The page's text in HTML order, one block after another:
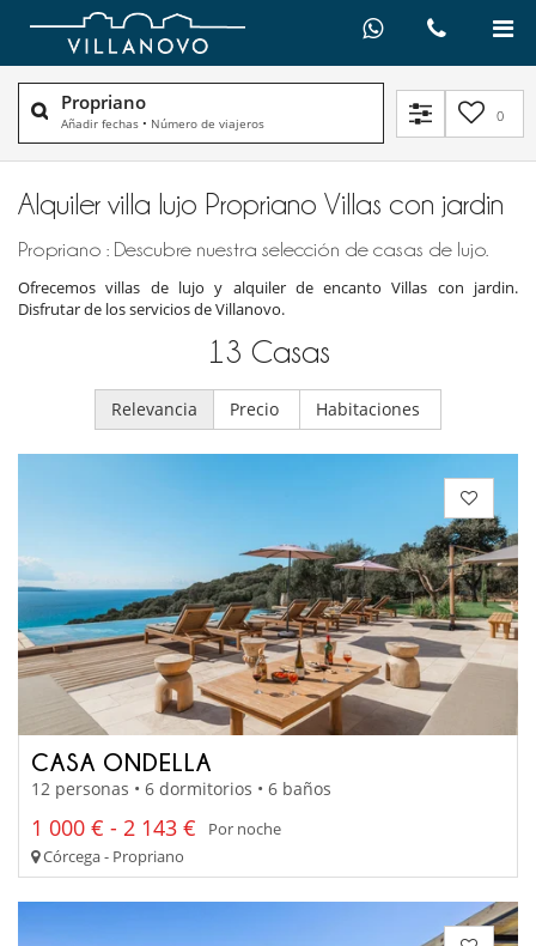
Propriano
Añadir fechas • Número de viajeros 0
Alquiler villa lujo Propriano Villas con jardin
Propriano : Descubre nuestra selección de casas de lujo.
Ofrecemos villas de lujo y alquiler de encanto Villas con jardin.
Disfrutar de los servicios de Villanovo.
13 Casas
Relevancia Precio Habitaciones
CASA ONDELLA
12 personas • 6 dormitorios • 6 baños
1 000 € - 2 143 €
Por noche
Córcega - Propriano